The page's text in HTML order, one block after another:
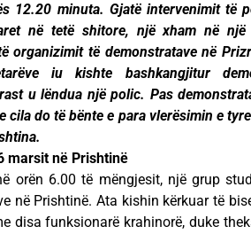
12.20 minuta. Gjatë intervenimit të
në tetë shitore, një xham në
organizimit të demonstratave në
iu kishte bashkangjitur
u lëndua një polic. Pas
cila do të bënte e para vlerësimin e
marsit në Prishtinë
orën 6.00 të mëngjesit, një grup
në Prishtinë. Ata kishin kërkuar të
disa funksionarë krahinorë, duke